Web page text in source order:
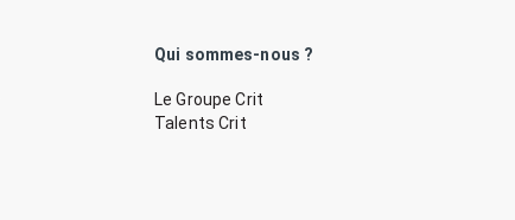
Qui sommes-nous ?
Le Groupe Crit
Talents Crit